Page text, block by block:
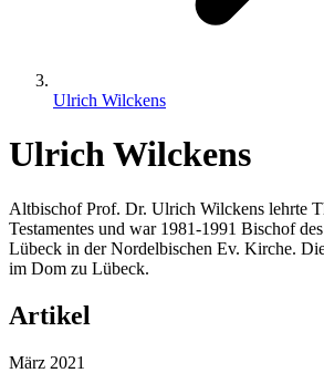
Ulrich Wilckens
Ulrich Wilckens
Altbischof Prof. Dr. Ulrich Wilckens lehrte
Testamentes und war 1981-1991 Bischof
Lübeck in der Nordelbischen Ev. Kirche.
im Dom zu Lübeck.
Artikel
März 2021